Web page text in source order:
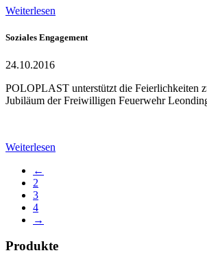
Weiterlesen
Soziales Engagement
24.10.2016
POLOPLAST unterstützt die Feierlichkeiten
Jubiläum der Freiwilligen Feuerwehr
Weiterlesen
←
2
3
4
→
Produkte